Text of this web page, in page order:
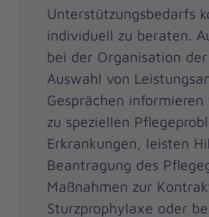
Unterstützungsbedarfs
individuell zu beraten.
bei der Organisation
Auswahl von
Gesprächen
zu speziellen
Erkrankungen, leisten
Beantragung des
Maßnahmen zur
Sturzprophylaxe oder